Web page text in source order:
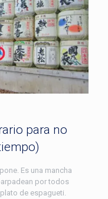
para no
Es una mancha
por todos
de espagueti.